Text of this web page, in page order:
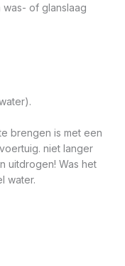
of glanslaag
brengen is met een
niet langer
uitdrogen! Was het
water.